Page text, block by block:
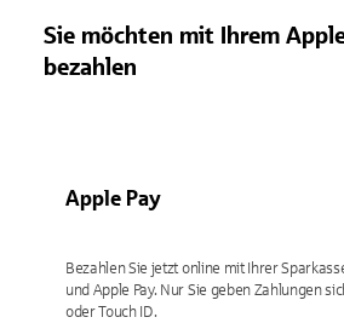
Sie möchten mit Ihrem
bezahlen
Apple Pay
Bezahlen Sie jetzt online mit Ihrer
und Apple Pay. Nur Sie geben Zahlungen
oder Touch ID.